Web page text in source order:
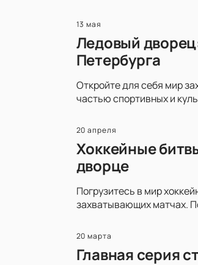
13 мая
Ледовый
Петербурга
Откройте для себя мир
частью спортивных и
20 апреля
Хоккейные
дворце
Погрузитесь в мир
захватывающих матчах.
20 марта
Главная серия